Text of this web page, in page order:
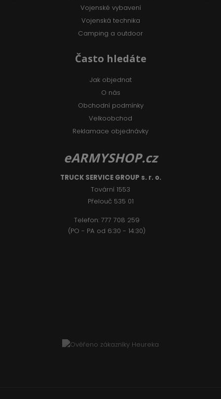
Vojenské vybavení
Vojenská technika
Camping a outdoor
Často hledáte
Jak objednat
O nás
Obchodní podmínky
Velkoobchod
Reklamace objednávky
eARMYSHOP.cz
TRUCK SERVICE GROUP s. r. o.
Tovární 1553
Přelouč 535 01
Telefon: 777 708 259
(PO - PA od 6:30 - 14:30)